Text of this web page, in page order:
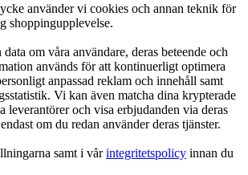
använder vi cookies och annan teknik för
shoppingupplevelse.
om våra användare, deras beteende och
används för att kontinuerligt optimera
anpassad reklam och innehåll samt
Vi kan även matcha dina krypterade
leverantörer och visa erbjudanden via deras
om du redan använder deras tjänster.
samt i vårintegritetspolicy innan du